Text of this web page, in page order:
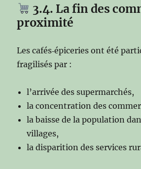
3.4. La fin des
proximité
Les cafés‑épiceries ont été
fragilisés par :
l’arrivée des supermarchés,
la concentration des
la baisse de la population
villages,
la disparition des services